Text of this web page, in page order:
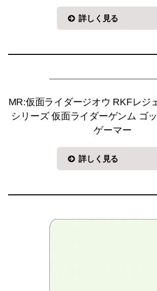
詳しく見る
MR:仮面ライダージオウ RKFレジ
シリーズ 仮面ライダーゲンム ゴ
ゲーマー
詳しく見る